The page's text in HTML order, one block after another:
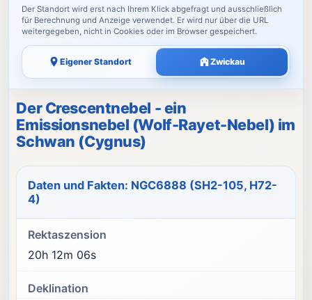
Der Standort wird erst nach Ihrem Klick abgefragt und ausschließlich
für Berechnung und Anzeige verwendet. Er wird nur über die URL
weitergegeben, nicht in Cookies oder im Browser gespeichert.
Eigener Standort Zwickau
Der Crescentnebel - ein
Emissionsnebel (Wolf-Rayet-Nebel) im
Schwan (Cygnus)
Daten und Fakten: NGC6888 (SH2-105, H72-
4)
Rektaszension
20h 12m 06s
Deklination